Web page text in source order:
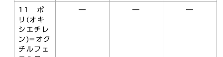
11 ポ
リ(オキ
シエチレ
ン)=オク
チルフェ
― ― ―